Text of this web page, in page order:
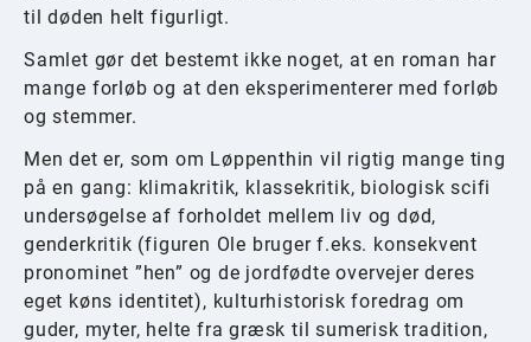
til døden helt figurligt.
Samlet gør det bestemt ikke noget, at en roman har
mange forløb og at den eksperimenterer med forløb
og stemmer.
Men det er, som om Løppenthin vil rigtig mange ting
på en gang: klimakritik, klassekritik, biologisk scifi
undersøgelse af forholdet mellem liv og død,
genderkritik (figuren Ole bruger f.eks. konsekvent
pronominet ”hen” og de jordfødte overvejer deres
eget køns identitet), kulturhistorisk foredrag om
guder, myter, helte fra græsk til sumerisk tradition,